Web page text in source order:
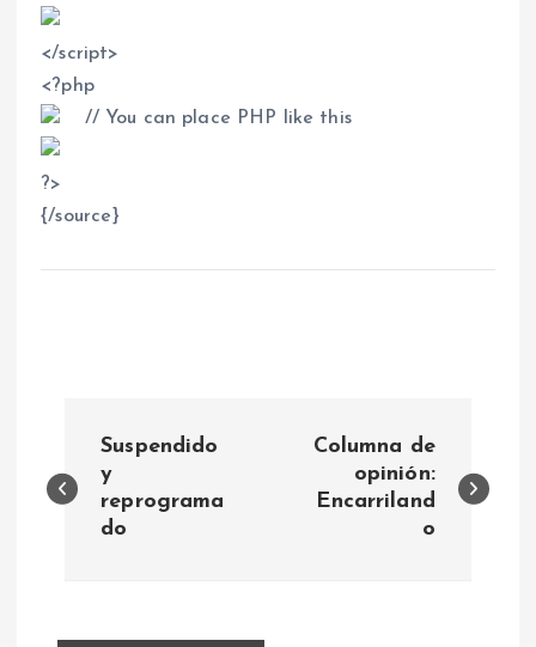
</script>
<?php
// You can place PHP like this
?>
{/source}
a
Suspendido
y
reprograma
do
Columna de
opinión:
Encarriland
o